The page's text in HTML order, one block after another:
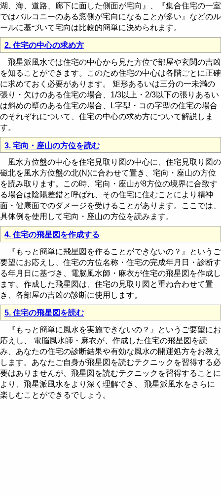
湖、海、道路、廊下に面した側面が宅向』、『集合住宅の一室
ではバルコニーのある窓側が宅向になることが多い』などのル
ールに基づいて宅向は比較的簡単に決められます。
2. 住宅の中心の求め方
飛星派風水では住宅の中心から見た方位で部屋や玄関の吉凶
を知ることができます。このため住宅の中心は各階ごとに正確
に求めておく必要があります。 矩形あるいは三分の一未満の
張り・欠けのある住宅の場合、1/3以上・2/3以下の張りあるい
は斜めの壁のある住宅の場合、L字型・コの字型の住宅の場合
のそれぞれについて、住宅の中心の求め方について解説しま
す。
3. 宅向・座山の方位を読む
風水方位盤の中心を住宅見取り図の中心に、住宅見取り図の
磁北を風水方位盤の北(N)に合わせて置き、宅向・座山の方位
を読み取ります。この時、宅向・座山が8方位の境界に合致す
る場合は陰陽差錯と呼ばれ、その住宅に住むことにより精神
面・健康面でのダメージを受けることがあります。ここでは、
具体例を使用して宅向・座山の方位を読みます。
4. 住宅の飛星図を作成する
『もっと簡単に飛星図を作ることができないの？』というご
要望にお応えし、住宅の方位名称・住宅の完成年月日・診断す
る年月日に基づき、電脳風水師・麻衣が住宅の飛星図を作成し
ます。作成した飛星図は、住宅の見取り図と重ね合わせて置
き、各部屋の吉凶の診断に使用します。
5. 住宅の飛星図を読む
『もっと簡単に風水を実施できないの？』というご要望にお
応えし、 電脳風水師・麻衣が、作成した住宅の飛星図を読
み、あなたの住宅の診断結果や有効な風水の開運処方をお教え
します。あなたご自身が飛星図を読むテクニックを習得する必
要はありませんが、飛星図を読むテクニックを習得することに
より、飛星派風水をより深く理解でき、 飛星派風水をさらに
楽しむことができるでしょう。